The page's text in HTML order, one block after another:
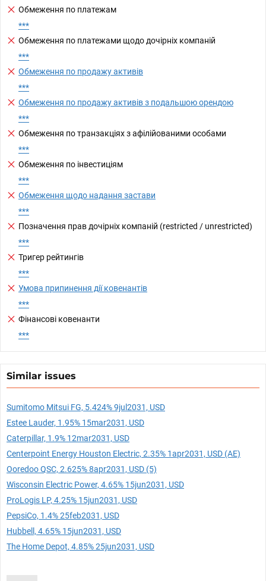
Обмеження по платежам
***
Обмеження по платежами щодо дочірніх компаній
***
Обмеження по продажу активів
***
Обмеження по продажу активів з подальшою орендою
***
Обмеження по транзакціях з афілійованими особами
***
Обмеження по інвестиціям
***
Обмеження щодо надання застави
***
Позначення прав дочірніх компаній (restricted / unrestricted)
***
Тригер рейтингів
***
Умова припинення дії ковенантів
***
Фінансові ковенанти
***
Similar issues
Sumitomo Mitsui FG, 5.424% 9jul2031, USD
Estee Lauder, 1.95% 15mar2031, USD
Caterpillar, 1.9% 12mar2031, USD
Centerpoint Energy Houston Electric, 2.35% 1apr2031, USD (AE)
Ooredoo QSC, 2.625% 8apr2031, USD (5)
Wisconsin Electric Power, 4.65% 15jun2031, USD
ProLogis LP, 4.25% 15jun2031, USD
PepsiCo, 1.4% 25feb2031, USD
Hubbell, 4.65% 15jun2031, USD
The Home Depot, 4.85% 25jun2031, USD